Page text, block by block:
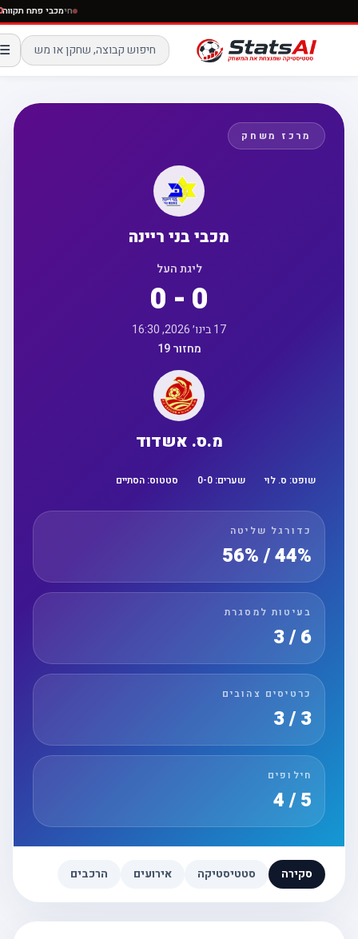
חימכבי פתח
☰
מרכז משחק
מכבי בני ריינה
ליגת העל
0 - 0
17 בינו׳ 2026, 16:30
מחזור 19
מ.ס. אשדוד
שופט:ס. לוי שערים: 0 -0 סטטוס:הסתיים
כדורגל שליטה
44% / 56%
בעיטות למסגרת
6 / 3
כרטיסים צהובים
3 / 3
חילופים
סקירה סטטיסטיקה אירועים הרכבים